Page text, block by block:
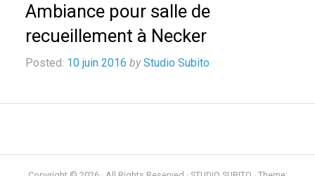
Ambiance pour salle de
recueillement à Necker
Posted: 10 juin 2016 by Studio Subito